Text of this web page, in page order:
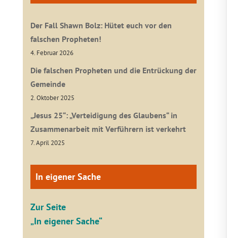
Der Fall Shawn Bolz: Hütet euch vor den
falschen Propheten!
4. Februar 2026
Die falschen Propheten und die Entrückung der
Gemeinde
2. Oktober 2025
„Jesus 25“: „Verteidigung des Glaubens“ in
Zusammenarbeit mit Verführern ist verkehrt
7. April 2025
In eigener Sache
Zur Seite
„In eigener Sache“